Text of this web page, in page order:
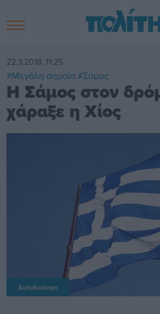
22.3.2018, 11:25
#Μεγάλη σημαία #Σάμος
Η Σάμος στον
χάραξε η Χίος
Αυτοδιοίκηση